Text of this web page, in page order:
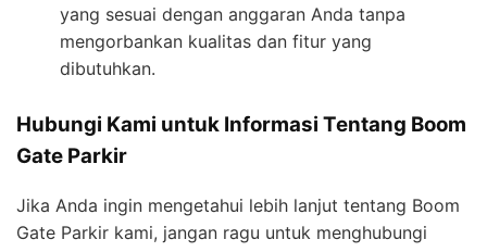
yang sesuai dengan anggaran Anda tanpa
mengorbankan kualitas dan fitur yang
dibutuhkan.
Hubungi Kami untuk Informasi Tentang Boom
Gate Parkir
Jika Anda ingin mengetahui lebih lanjut tentang Boom
Gate Parkir kami, jangan ragu untuk menghubungi